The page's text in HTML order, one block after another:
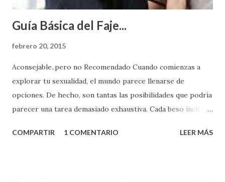
Guía Básica del Faje...
febrero 20, 2015
Aconsejable..pero no Recomendado Cuando comienzas a
explorar tu sexualidad, el mundo parece llenarse de
opciones. De hecho, son tantas las posibilidades que podría
parecer una tarea demasiado exhaustiva. Cada beso incita
partes de ti que jamás hubieras imaginado. El problema es
COMPARTIR 1 COMENTARIO LEER MÁS